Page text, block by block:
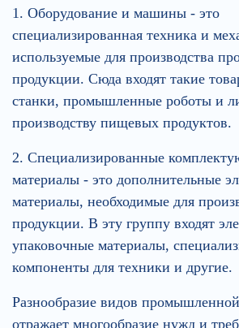
1. Оборудование и машины - это
специализированная техника и
используемые для производства
продукции. Сюда входят такие
станки, промышленные роботы и
производству пищевых продуктов.
2. Специализированные
материалы - это дополнительные
материалы, необходимые для
продукции. В эту группу входят
упаковочные материалы,
компоненты для техники и другие.
Разнообразие видов
отражает многообразие нужд и